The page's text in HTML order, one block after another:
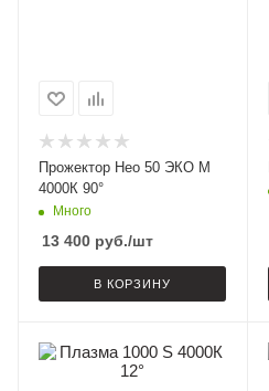
Прожектор Нео 50 ЭКО M
4000К 90°
Много
13 400 руб./шт
В КОРЗИНУ